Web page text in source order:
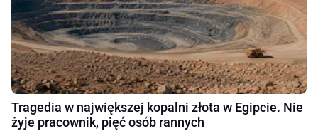
Tragedia w największej kopalni złota w Egipcie. Nie
żyje pracownik, pięć osób rannych